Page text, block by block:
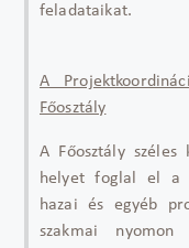
feladataikat.
A
Főosztály
A Főosztály széles
helyet foglal el a
hazai és egyéb
szakmai